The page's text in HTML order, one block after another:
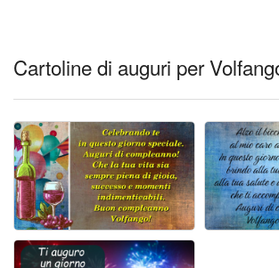
Cartoline di auguri per